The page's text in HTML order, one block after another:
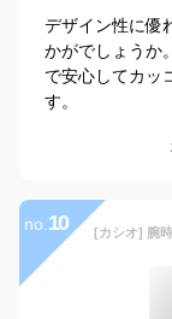
デザイン性に優
かがでしょうか
で安心してカッ
す。
no. 10